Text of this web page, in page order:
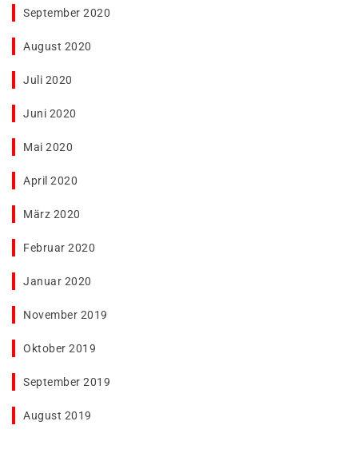
September 2020
August 2020
Juli 2020
Juni 2020
Mai 2020
April 2020
März 2020
Februar 2020
Januar 2020
November 2019
Oktober 2019
September 2019
August 2019